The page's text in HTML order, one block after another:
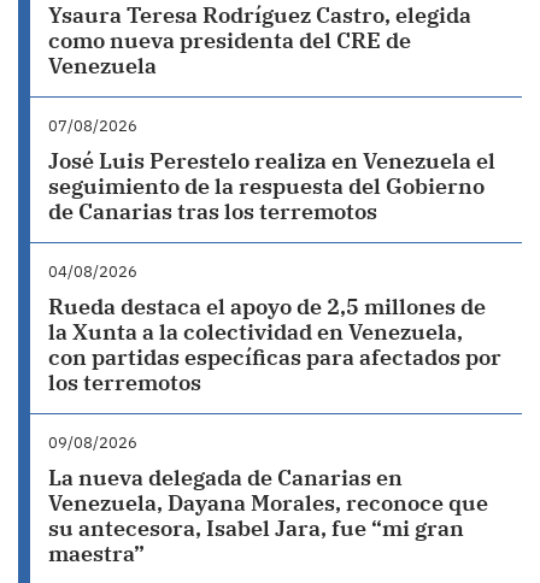
Ysaura Teresa Rodríguez Castro, elegida
como nueva presidenta del CRE de
Venezuela
07/08/2026
José Luis Perestelo realiza en Venezuela el
seguimiento de la respuesta del Gobierno
de Canarias tras los terremotos
04/08/2026
Rueda destaca el apoyo de 2,5 millones de
la Xunta a la colectividad en Venezuela,
con partidas específicas para afectados por
los terremotos
09/08/2026
La nueva delegada de Canarias en
Venezuela, Dayana Morales, reconoce que
su antecesora, Isabel Jara, fue “mi gran
maestra”